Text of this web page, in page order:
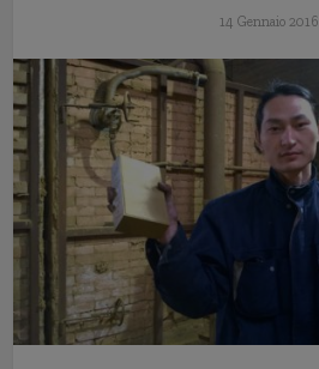
14 Gennaio 2016